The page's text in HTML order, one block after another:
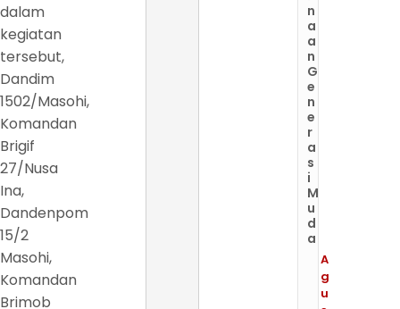
dalam
kegiatan
tersebut,
Dandim
1502/Masohi,
Komandan
Brigif
27/Nusa
Ina,
Dandenpom
15/2
Masohi,
Komandan
Brimob
n
a
a
n
G
e
n
e
r
a
s
i
M
u
d
a
A
g
u